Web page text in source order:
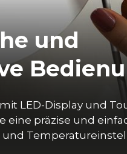
und
LED-Display und
eine präzise und
und